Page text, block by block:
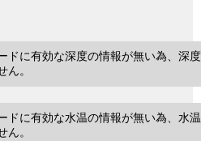
ドに有効な深度の情報が無い為、深
ん。
ドに有効な水温の情報が無い為、水
ん。